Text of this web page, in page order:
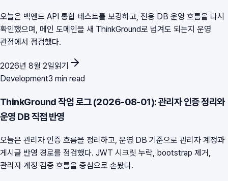
오늘은 백엔드 API 통합 테스트를 보강하고, 전용 DB 운영 흐름을 다시
확인했으며, 메인 도메인을 새 ThinkGround로 넘겨도 되는지 운영
관점에서 점검했다.
2026년 8월 2일읽기
Development3 min read
ThinkGround 작업 로그 (2026-08-01): 관리자 인증 정리와
운영 DB 직접 반영
오늘은 관리자 인증 흐름을 정리하고, 운영 DB 기준으로 관리자 계정과
게시글 반영 경로를 점검했다. JWT 시크릿 누락, bootstrap 제거,
관리자 계정 검증 흐름을 중심으로 손봤다.